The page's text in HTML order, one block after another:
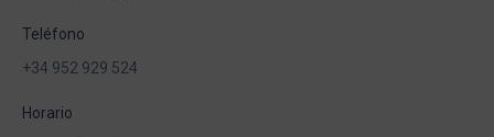
Teléfono
+34 952 929 524
Horario